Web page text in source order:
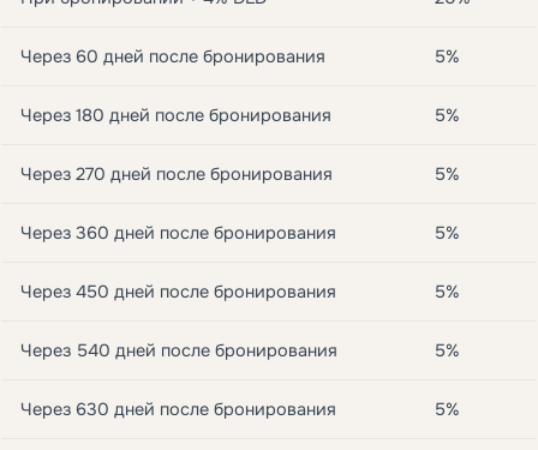
Через 60 дней после бронирования 5%
Через 180 дней после бронирования 5%
Через 270 дней после бронирования 5%
Через 360 дней после бронирования 5%
Через 450 дней после бронирования 5%
Через 540 дней после бронирования 5%
Через 630 дней после бронирования 5%